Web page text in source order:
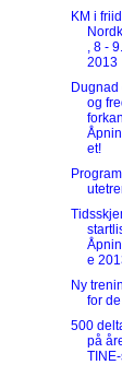
KM i
, 8 -
2013
Dugnad
og
et!
e
Ny
for
500
på